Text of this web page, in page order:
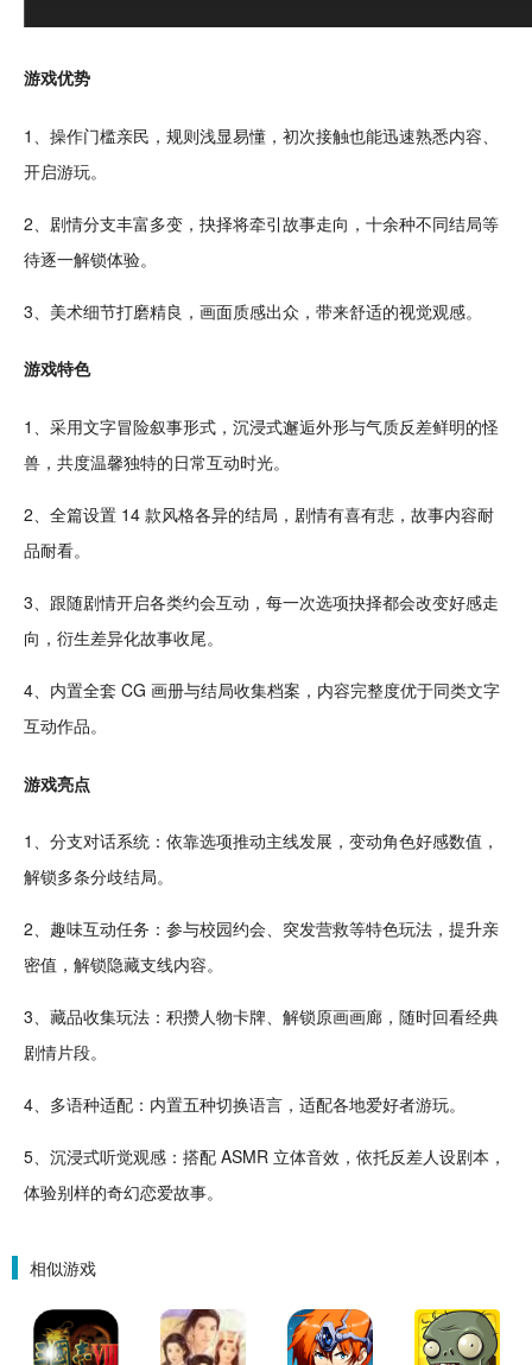
游戏优势
1、操作门槛亲民，规则浅显易懂，初次接触也能迅速熟悉内容、
开启游玩。
2、剧情分支丰富多变，抉择将牵引故事走向，十余种不同结局等
待逐一解锁体验。
3、 美术细节打磨精良，画面质感出众，带来舒适的视觉观感。
游戏特色
1、采用文字冒险叙事形式， 沉浸式邂逅外形与气质反差鲜明的怪
兽，共度温馨独特的日常互动时光。
2、全篇设置 14 款风格各异的结局，剧情有喜有悲，故事内容耐
品耐看。
3、跟随剧情开启各类约会互动，每一次选项抉择都会改变好感走
向，衍生差异化故事收尾。
4、内置全套 CG 画册与结局收集档案，内容完整度优于同类文字
互动作品。
游戏亮点
1、分支对话系统：依靠选项推动主线发展 ，变动角色好感数值，
解锁多条分歧结局。
2、 趣味互动任务 ：参与校园约会、突发营救等特色玩法，提升亲
密值，解锁隐藏支线内容。
3、藏品收集玩法：积攒人物卡牌、解锁原画画廊， 随时回看经典
剧情片段。
4、多语种适配：内置五种切换语言，适配各地爱好者游玩。
5、沉浸式听觉观感：搭配 ASMR 立体音效 ，依托反差人设剧本，
体验别样的奇幻恋爱故事。
相似游戏